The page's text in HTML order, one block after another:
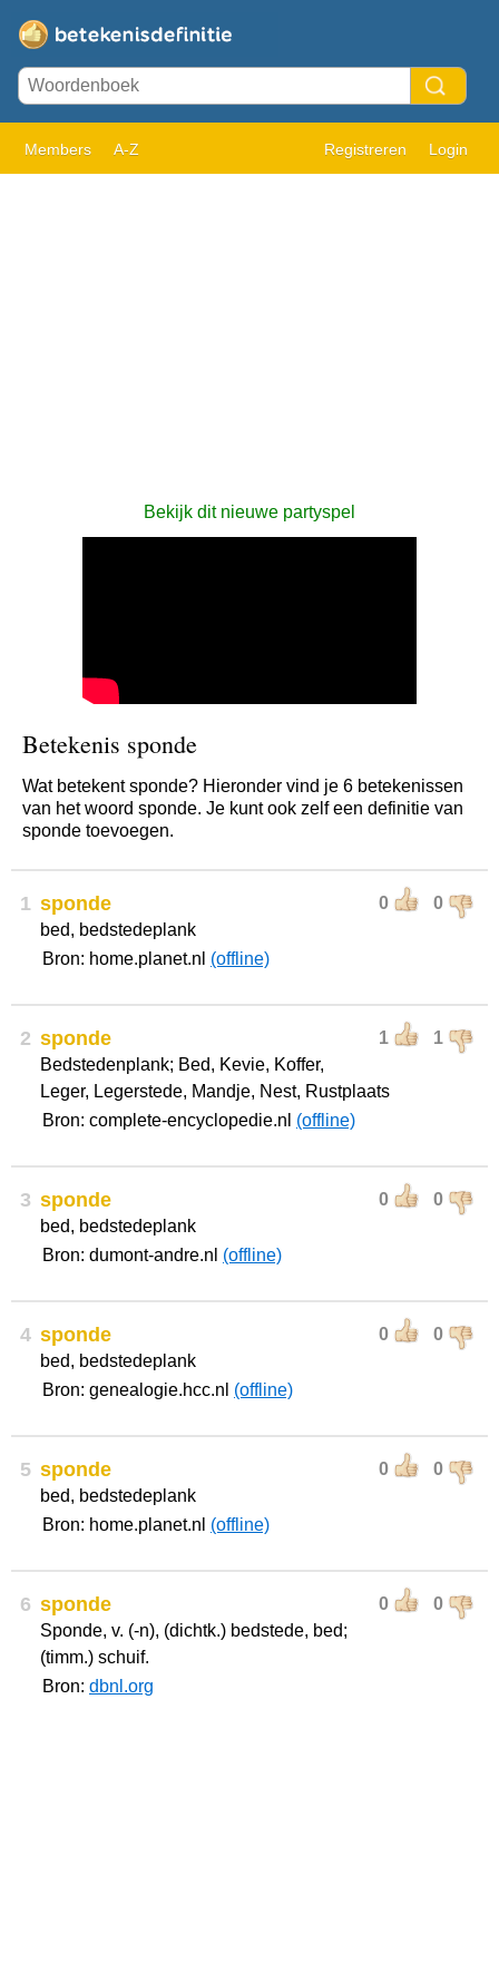
Members A-Z Registreren Login
Bekijk dit nieuwe partyspel
Betekenis sponde
Wat betekent sponde? Hieronder vind je 6 betekenissen
van het woord sponde. Je kunt ook zelf een definitie van
sponde toevoegen.
1 0 0
sponde
bed, bedstedeplank
Bron: home.planet.nl (offline)
2 1 1
sponde
Bedstedenplank; Bed, Kevie, Koffer,
Leger, Legerstede, Mandje, Nest, Rustplaats
Bron: complete-encyclopedie.nl (offline)
3 0 0
sponde
bed, bedstedeplank
Bron: dumont-andre.nl (offline)
4 0 0
sponde
bed, bedstedeplank
Bron: genealogie.hcc.nl (offline)
5 0 0
sponde
bed, bedstedeplank
Bron: home.planet.nl (offline)
6 0 0
sponde
Sponde, v. (-n), (dichtk.) bedstede, bed;
(timm.) schuif.
Bron: dbnl.org